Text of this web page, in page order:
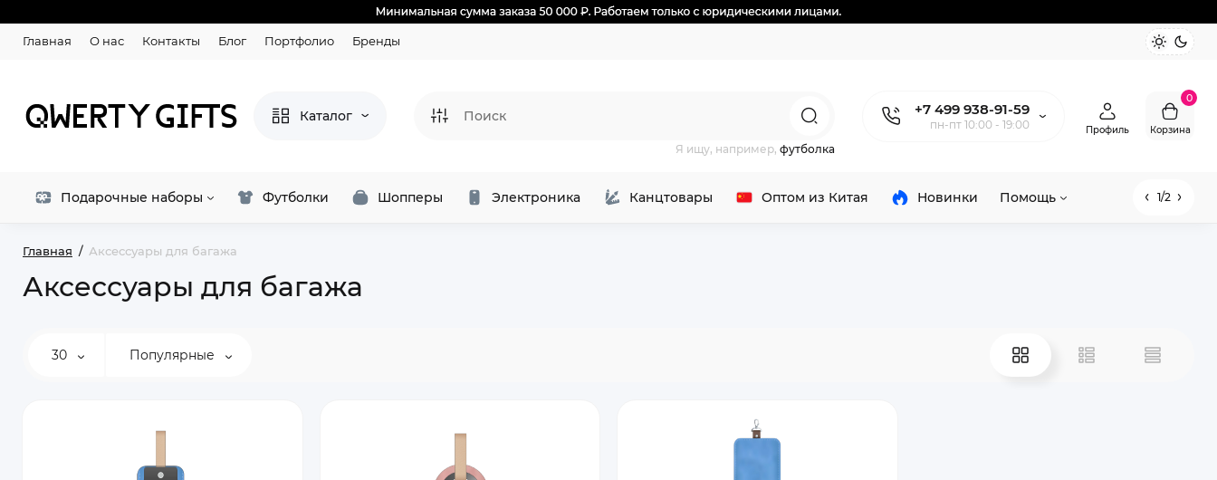
Главная О нас Контакты Блог Портфолио Бренды
Каталог +7 499 938-91-59
пн-пт 10:00 - 19:00
Я ищу, например, футболка
Профиль
0
Корзина
Подарочные наборы Футболки Шопперы Электроника Канцтовары Оптом из Китая Новинки Помощь 1/2
Главная Аксессуары для багажа
Аксессуары для багажа
30 Популярные